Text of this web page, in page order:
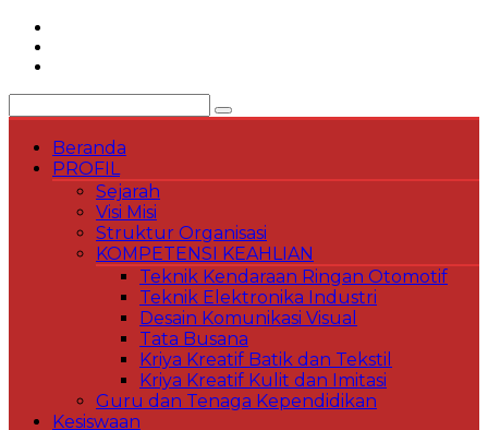
Skip
content
Beranda
PROFIL
Sejarah
Visi Misi
Struktur Organisasi
KOMPETENSI KEAHLIAN
Teknik Kendaraan Ringan Otomotif
Teknik Elektronika Industri
Desain Komunikasi Visual
Tata Busana
Kriya Kreatif Batik dan Tekstil
Kriya Kreatif Kulit dan Imitasi
Guru dan Tenaga Kependidikan
Kesiswaan